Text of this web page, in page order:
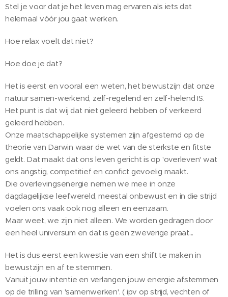
Stel je voor dat je het leven mag ervaren als iets dat
helemaal vóór jou gaat werken.
Hoe relax voelt dat niet?
Hoe doe je dat?
Het is eerst en vooral een weten, het bewustzijn dat onze
natuur samen-werkend, zelf-regelend en zelf-helend IS.
Het punt is dat wij dat niet geleerd hebben of verkeerd
geleerd hebben.
Onze maatschappelijke systemen zijn afgestemd op de
theorie van Darwin waar de wet van de sterkste en fitste
geldt. Dat maakt dat ons leven gericht is op 'overleven' wat
ons angstig, competitief en confict gevoelig maakt.
Die overlevingsenergie nemen we mee in onze
dagdagelijkse leefwereld, meestal onbewust en in die strijd
voelen ons vaak ook nog alleen en eenzaam.
Maar weet, we zijn niet alleen. We worden gedragen door
een heel universum en dat is geen zweverige praat...
Het is dus eerst een kwestie van een shift te maken in
bewustzijn en af te stemmen.
Vanuit jouw intentie en verlangen jouw energie afstemmen
op de trilling van 'samenwerken'. ( ipv op strijd, vechten of